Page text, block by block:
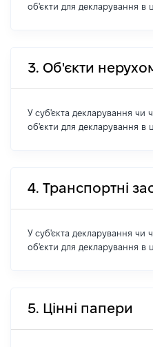
об'єкти для декларування в
3. Об'єкти
У суб'єкта декларування чи
об'єкти для декларування в
4. Транспортні
У суб'єкта декларування чи
об'єкти для декларування в
5. Цінні папери